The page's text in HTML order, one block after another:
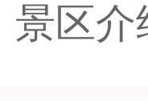
景区介